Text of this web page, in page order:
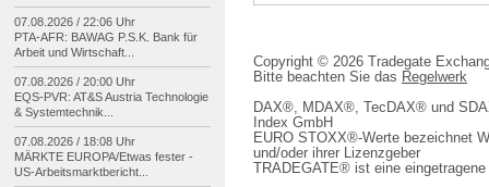
Copyright © 2026 Tradegate
Bitte beachten Sie das Regelwerk
DAX®, MDAX®, TecDAX® und
Index GmbH
EURO STOXX®-Werte bezeichnet
und/oder ihrer Lizenzgeber
TRADEGATE® ist eine
07.08.2026 / 22:06 Uhr
PTA-AFR: BAWAG P.S.K. Bank für
Arbeit und Wirtschaft...
07.08.2026 / 20:00 Uhr
EQS-PVR: AT&S Austria Technologie
& Systemtechnik...
07.08.2026 / 18:08 Uhr
MÄRKTE EUROPA/Etwas fester -
US-Arbeitsmarktbericht...